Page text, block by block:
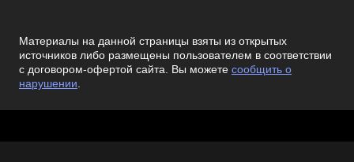
Материалы на данной страницы взяты из открытых
источников либо размещены пользователем в соответствии
с договором-офертой сайта. Вы можете сообщить о
нарушении.